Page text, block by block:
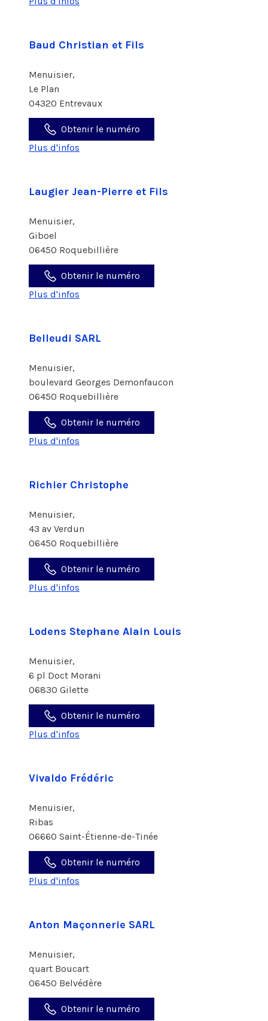
Baud Christian et Fils
Menuisier,
Le Plan
04320 Entrevaux
Obtenir le numéro
Plus d'infos
Laugier Jean-Pierre et Fils
Menuisier,
Giboel
06450 Roquebillière
Obtenir le numéro
Plus d'infos
Belleudi SARL
Menuisier,
boulevard Georges Demonfaucon
06450 Roquebillière
Obtenir le numéro
Plus d'infos
Richier Christophe
Menuisier,
43 av Verdun
06450 Roquebillière
Obtenir le numéro
Plus d'infos
Lodens Stephane Alain Louis
Menuisier,
6 pl Doct Morani
06830 Gilette
Obtenir le numéro
Plus d'infos
Vivaldo Frédéric
Menuisier,
Ribas
06660 Saint-Étienne-de-Tinée
Obtenir le numéro
Plus d'infos
Anton Maçonnerie SARL
Menuisier,
quart Boucart
06450 Belvédère
Obtenir le numéro